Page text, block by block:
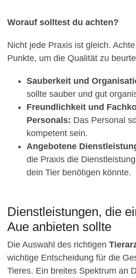
Worauf solltest du achten?
Nicht jede Praxis ist gleich.
Punkte, um die Qualität zu
Sauberkeit und
sollte sauber und gut
Freundlichkeit und
Personals: Das Personal
kompetent sein.
Angebotene
die Praxis die
dein Tier benötigen könnte.
Dienstleistungen, die
Aue anbieten sollte
Die Auswahl des richtigen
wichtige Entscheidung für die
Tieres. Ein breites Spektrum an